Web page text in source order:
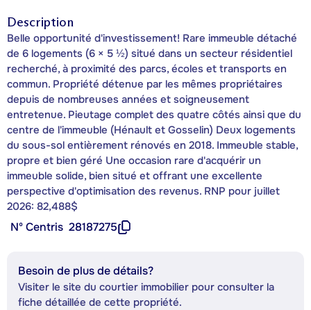
Description
Belle opportunité d'investissement! Rare immeuble détaché
de 6 logements (6 × 5 ½) situé dans un secteur résidentiel
recherché, à proximité des parcs, écoles et transports en
commun. Propriété détenue par les mêmes propriétaires
depuis de nombreuses années et soigneusement
entretenue. Pieutage complet des quatre côtés ainsi que du
centre de l'immeuble (Hénault et Gosselin) Deux logements
du sous-sol entièrement rénovés en 2018. Immeuble stable,
propre et bien géré Une occasion rare d'acquérir un
immeuble solide, bien situé et offrant une excellente
perspective d'optimisation des revenus. RNP pour juillet
2026: 82,488$
Nº Centris 28187275
Besoin de plus de détails?
Visiter le site du courtier immobilier pour consulter la
fiche détaillée de cette propriété.